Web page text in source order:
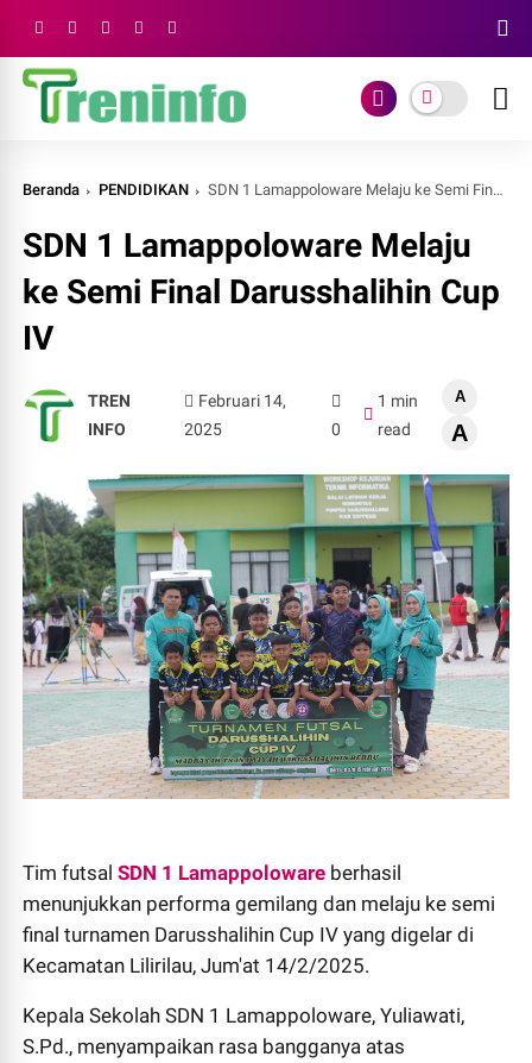
Beranda PENDIDIKAN SDN 1 Lamappoloware Melaju ke Semi Final Darusshalihin Cup IV
SDN 1 Lamappoloware Melaju
ke Semi Final Darusshalihin Cup
IV
TREN
INFO
Februari 14,
2025
0
1 min
read
A
A
Tim futsalSDN 1 Lamappoloware berhasil
menunjukkan performa gemilang dan melaju ke semi
final turnamen Darusshalihin Cup IV yang digelar di
Kecamatan Lilirilau, Jum'at 14/2/2025.
Kepala Sekolah SDN 1 Lamappoloware, Yuliawati,
S.Pd., menyampaikan rasa bangganya atas